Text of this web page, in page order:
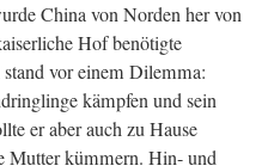
China von Norden her von
Hof benötigte
vor einem Dilemma:
kämpfen und sein
er aber auch zu Hause
Mutter kümmern. Hin- und